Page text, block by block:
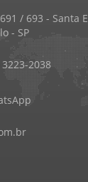
/ 693 - Santa
- SP
2038